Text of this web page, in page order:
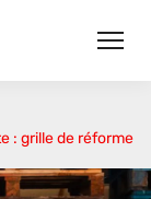
: grille de réforme